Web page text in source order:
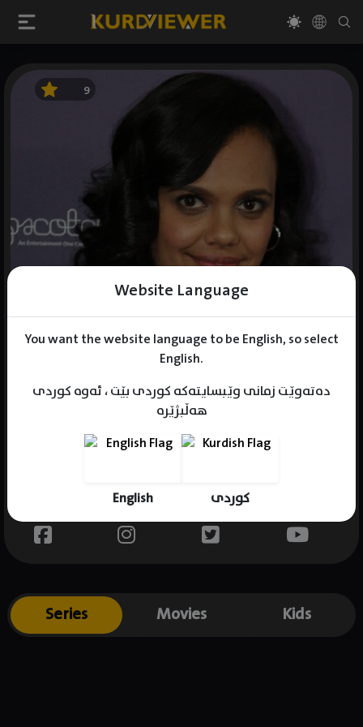
Website Language
You want the website language to be English, so select
English.
دەتەوێت زمانی وێبسایتەکە کوردی بێت ، ئەوە کوردی
هەڵبژێرە
English کوردی
9
Gender : female
Place of birth : Australia
Series Movies Kids